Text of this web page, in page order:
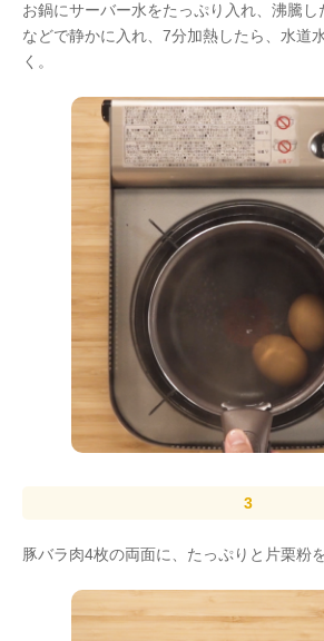
お鍋にサーバー水をたっぷり入れ、沸騰し
などで静かに入れ、7分加熱したら、水道
く。
豚バラ肉4枚の両面に、たっぷりと片栗粉